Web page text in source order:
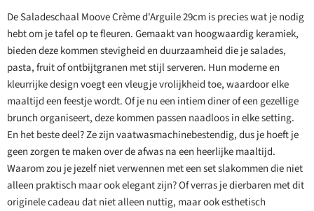
De Saladeschaal Moove Crème d'Arguile 29cm is precies wat je nodig
hebt om je tafel op te fleuren. Gemaakt van hoogwaardig keramiek,
bieden deze kommen stevigheid en duurzaamheid die je salades,
pasta, fruit of ontbijtgranen met stijl serveren. Hun moderne en
kleurrijke design voegt een vleugje vrolijkheid toe, waardoor elke
maaltijd een feestje wordt. Of je nu een intiem diner of een gezellige
brunch organiseert, deze kommen passen naadloos in elke setting.
En het beste deel? Ze zijn vaatwasmachinebestendig, dus je hoeft je
geen zorgen te maken over de afwas na een heerlijke maaltijd.
Waarom zou je jezelf niet verwennen met een set slakommen die niet
alleen praktisch maar ook elegant zijn? Of verras je dierbaren met dit
originele cadeau dat niet alleen nuttig, maar ook esthetisch